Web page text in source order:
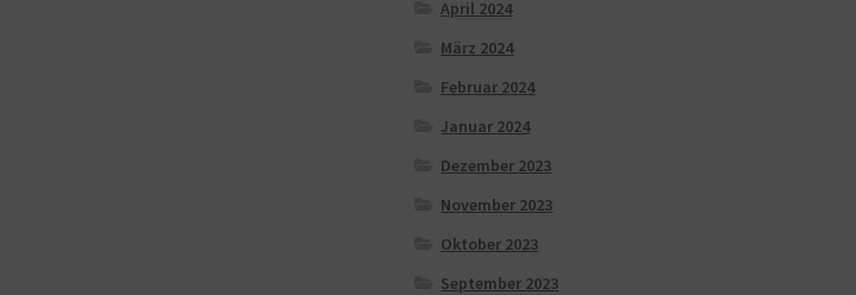
April 2024
März 2024
Februar 2024
Januar 2024
Dezember 2023
November 2023
Oktober 2023
September 2023